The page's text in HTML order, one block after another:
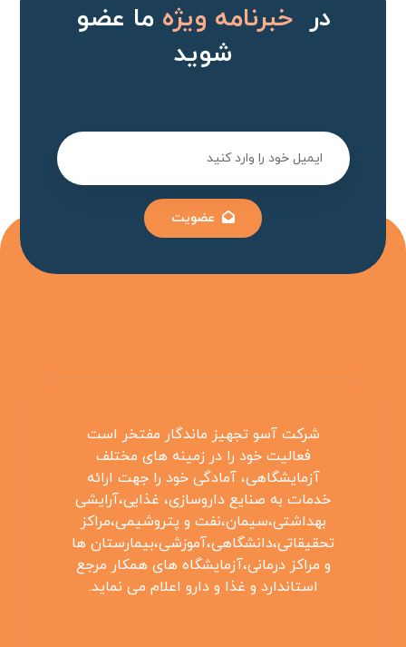
درخبرنامه ویژهما عضو
شوید
عضویت
شرکت آسو تجهیز ماندگار مفتخر است
فعالیت خود را در زمینه های مختلف
آزمایشگاهی، آمادگی خود را جهت ارائه
خدمات به صنایع داروسازی، غذایی،آرایشی
بهداشتی،سیمان،نفت و پتروشیمی،مراکز
تحقیقاتی،دانشگاهی،آموزشی،بیمارستان ها
و مراکز درمانی،آزمایشگاه های همکار مرجع
استاندارد و غذا و دارو اعلام می نماید.